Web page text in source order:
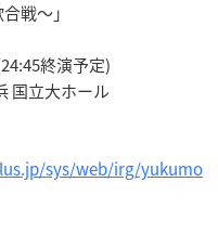
戦～」
終演予定)
国立大ホール
sys/web/irg/yukumo